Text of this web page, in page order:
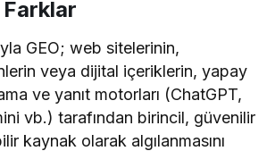
Farklar
GEO; web sitelerinin,
veya dijital içeriklerin, yapay
ve yanıt motorları (ChatGPT,
vb.) tarafından birincil, güvenilir
kaynak olarak algılanmasını